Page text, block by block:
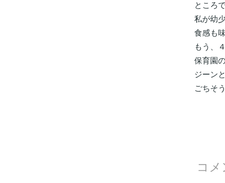
ところ
私が幼
食感も
もう、
保育園
ジーン
ごちそ
コメ